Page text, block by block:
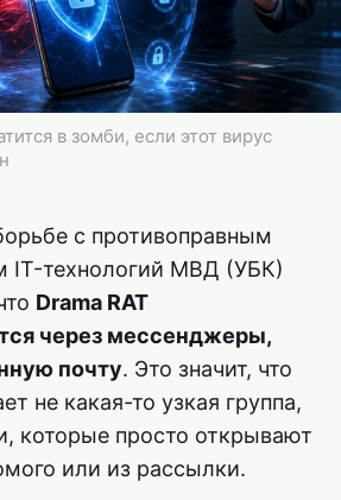
в зомби, если этот вирус
с противоправным
IT-технологий МВД (УБК)
Drama RAT
через мессенджеры,
почту. Это значит, что
не какая-то узкая группа,
которые просто открывают
или из рассылки.